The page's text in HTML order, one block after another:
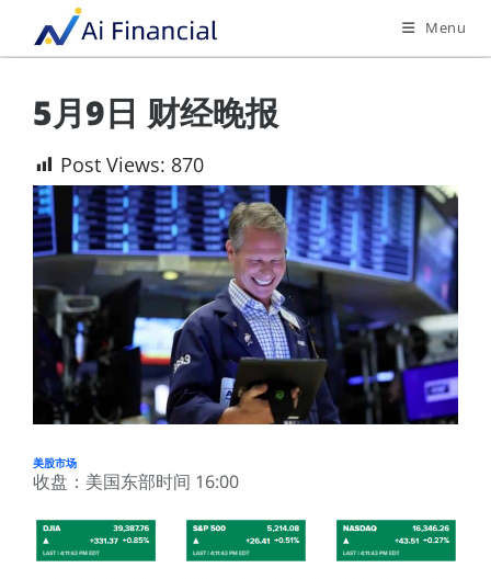
Menu
5月9日 财经晚报
Post Views: 870
美股市场
收盘：美国东部时间 16:00